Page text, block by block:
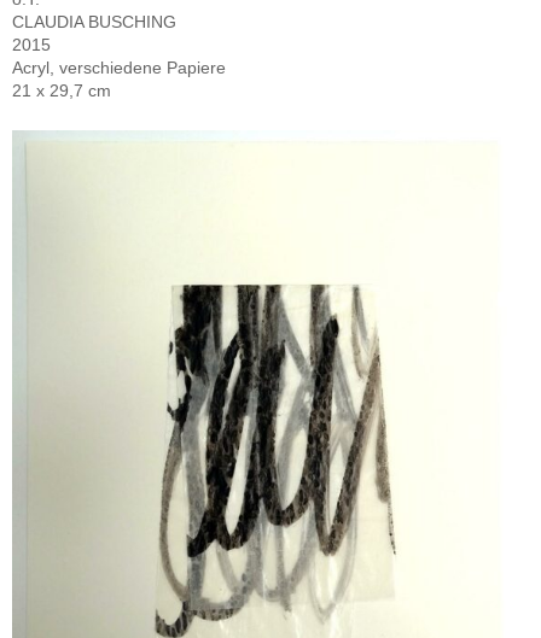
CLAUDIA BUSCHING
2015
Acryl, verschiedene Papiere
21 x 29,7 cm